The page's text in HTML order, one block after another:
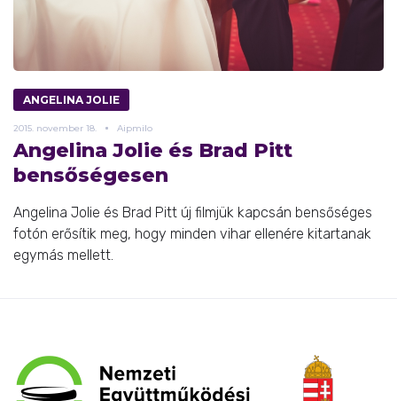
ANGELINA JOLIE
2015. november 18. Aipmilo
Angelina Jolie és Brad Pitt
bensőségesen
Angelina Jolie és Brad Pitt új filmjük kapcsán bensőséges
fotón erősítik meg, hogy minden vihar ellenére kitartanak
egymás mellett.